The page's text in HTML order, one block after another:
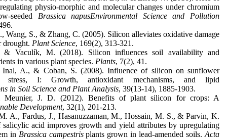
physio-morphic and molecular changes under chromium
seeded Brassica napusEnvironmental Science and Pollution
S., & Zhang, C. (2005). Silicon alleviates oxidative damage
drought. Plant Science, 169(2), 313-321.
& Vaculík, M. (2018). Silicon influences soil availability and
in various plant species. Plants, 7(2), 41.
A., & Coban, S. (2008). Influence of silicon on sunflower
stress, I: Growth, antioxidant mechanisms, and lipid
in Soil Science and Plant Analysis, 39(13-14), 1885-1903.
J. D. (2012). Benefits of plant silicon for crops: A
Development, 32(1), 201-213.
A., Fardus, J., Hasanuzzaman, M., Hossain, M. S., & Parvin, K.
acid improves growth and yield attributes by upregulating
in Brassica campestrisplants grown in lead-amended soils.Acta